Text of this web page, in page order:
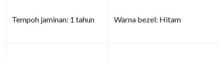
Tempoh jaminan: 1 tahun
Warna bezel: Hitam